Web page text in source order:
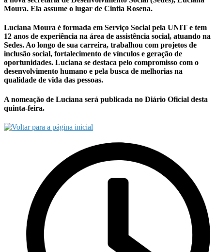
Moura. Ela assume o lugar de Cintia Rosena.
Luciana Moura é formada em Serviço Social pela UNIT e tem
12 anos de experiência na área de assistência social, atuando na
Sedes. Ao longo de sua carreira, trabalhou com projetos de
inclusão social, fortalecimento de vínculos e geração de
oportunidades. Luciana se destaca pelo compromisso com o
desenvolvimento humano e pela busca de melhorias na
qualidade de vida das pessoas.
A nomeação de Luciana será publicada no Diário Oficial desta
quinta-feira.